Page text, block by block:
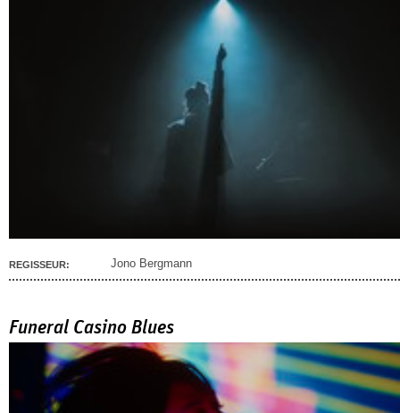
REGISSEUR: Jono Bergmann
Funeral Casino Blues